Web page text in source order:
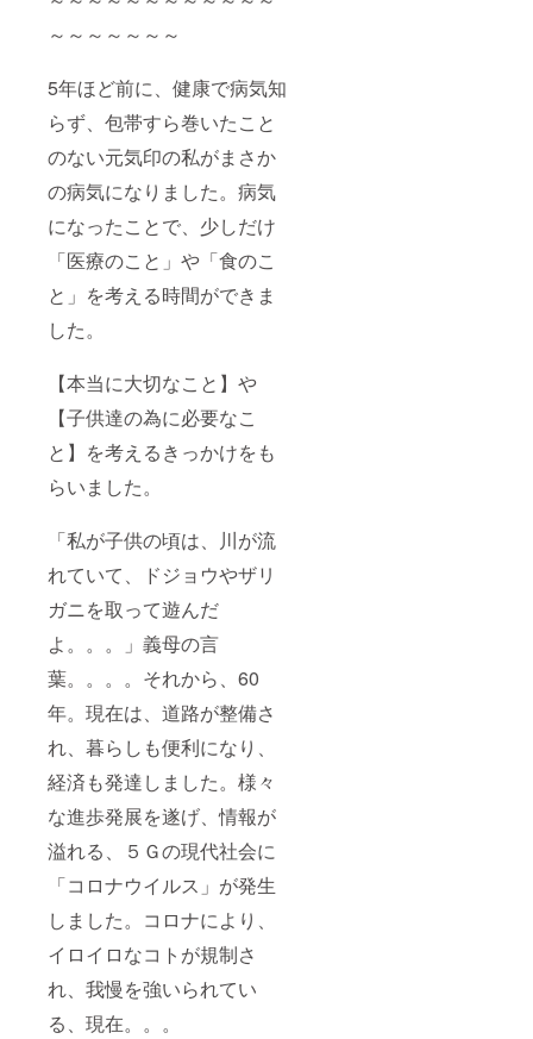
～～～～～～～
5年ほど前に、健康で病気知
らず、包帯すら巻いたこと
のない元気印の私がまさか
の病気になりました。病気
になったことで、少しだけ
「医療のこと」や「食のこ
と」を考える時間ができま
した。
【本当に大切なこと】や
【子供達の為に必要なこ
と】を考えるきっかけをも
らいました。
「私が子供の頃は、川が流
れていて、ドジョウやザリ
ガニを取って遊んだ
よ。。。」義母の言
葉。。。。それから、60
年。現在は、道路が整備さ
れ、暮らしも便利になり、
経済も発達しました。様々
な進歩発展を遂げ、情報が
溢れる、５Ｇの現代社会に
「コロナウイルス」が発生
しました。コロナにより、
イロイロなコトが規制さ
れ、我慢を強いられてい
る、現在。。。